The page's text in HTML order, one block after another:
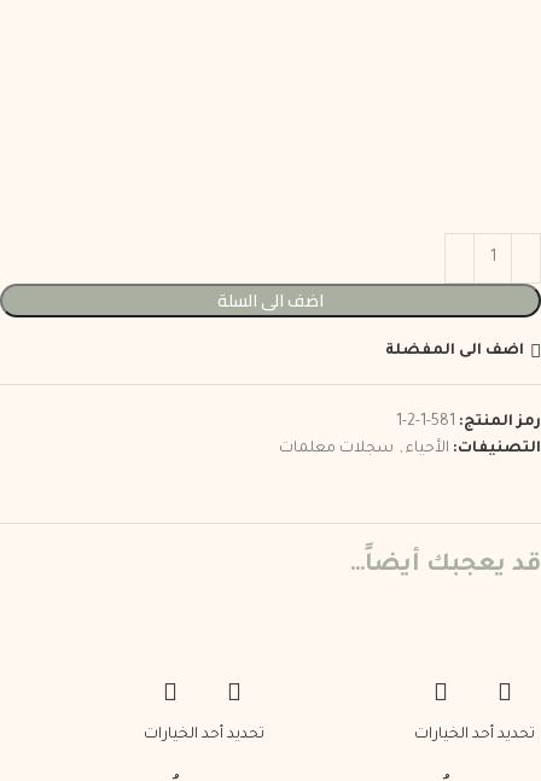
اضف الى السلة
اضف الى المفضلة
رمز المنتج: 581-1-2-1
التصنيفات: الأحياء , سجلات معلمات
قد يعجبك أيضاً…
تحديد أحد الخيارات تحديد أحد الخيارات